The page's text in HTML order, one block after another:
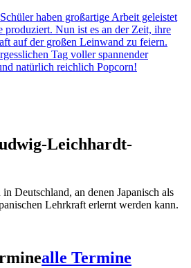
haben großartige Arbeit geleistet
produziert. Nun ist es an der Zeit, ihre
auf der großen Leinwand zu feiern.
Tag voller spannender
natürlich reichlich Popcorn!
Leichhardt-
Deutschland, an denen Japanisch als
Lehrkraft erlernt werden kann.
alle Termine